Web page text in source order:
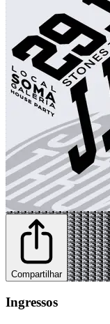
Compartilhar
Ingressos